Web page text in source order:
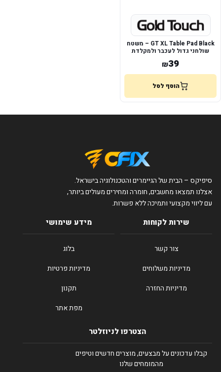
GT XL Table Pad Black – משטח
שולחני גדול לעכבר ולמקלדת
₪39
הוסף לסל
סיפיקס – הבית של הגיימרים והטכנולוגיה בישראל.
אצלנו תמצאו מחשבים, חומרה ומחירים מעולים ביותר,
עם ליווי מקצועי ותמיכה ללא פשרות.
שירות לקוחות
צור קשר
מדיניות משלוחים
מדיניות החזרה
מידע שימושי
בלוג
מדיניות פרטיות
תקנון
מפת אתר
הצטרפו לניוזלטר
קבלו עדכונים על מבצעים, מוצרים חדשים וטיפים
מהמומחים שלנו